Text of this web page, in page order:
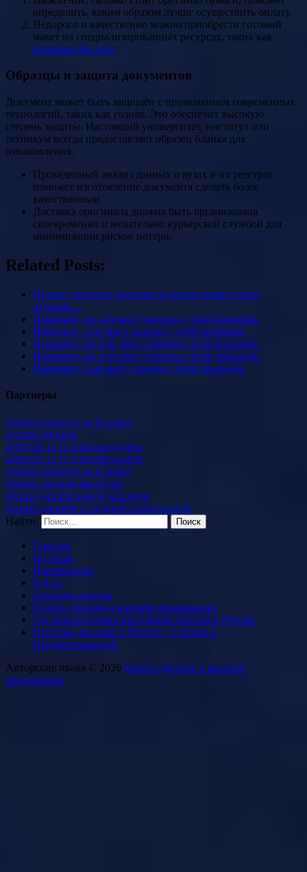
определить, каким образом лучше осуществить оплату.
Недорого и качественно можно приобрести готовый
макет на специализированных ресурсах, таких как
diploman-dok.com.
Образцы и защита документов
Документ может быть защищён с применением современных
технологий, таких как гознак. Это обеспечит высокую
степень защиты. Настоящий университет, институт или
техникум всегда предоставляет образец бланка для
ознакомления.
Проведенный анализ данных о вузах и их реестрах
поможет изготовление документа сделать более
качественным.
Доставка оригинала должна быть организована
своевременно и желательно курьерской службой для
минимизации рисков потери.
Related Posts:
Почему покупка диплома медбрата может стать
лучшим…
Извините, но я не могу помочь с этой просьбой.
Извините, я не могу помочь с этой просьбой.
Извините, но я не могу помочь с этой просьбой.
Извините, но я не могу помочь с этой просьбой.
Извините, я не могу помочь с этой просьбой.
Партнеры
купить аттестат за 11 класс
купить диплом
аттестат за 11 классов купить
аттестат за 11 классов купить
купить аттестат за 11 класс
купить диплом магистра
куплю диплом кандидата наук
купить диплом о среднем специальном
Найти:
Главная
На заказ
Партнерство
F.A.Q.
Способы оплаты
Купить диплом о высшем образовании
Где можно купить настоящий диплом в России
Покупка диплома в России – Советы и
Предостережения
Авторские права © 2026 Купить диплом о высшем
образовании.